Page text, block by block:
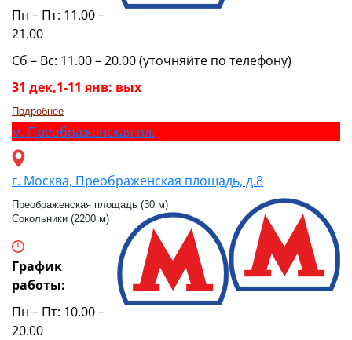
Пн – Пт: 11.00 –
21.00
Сб – Вс: 11.00 – 20.00 (уточняйте по телефону)
31 дек,1-11 янв: вых
Подробнее
м. Преображенская пл.
г. Москва, Преображенская площадь, д.8
Преображенская площадь (30 м)
Сокольники (2200 м)
График
работы:
Пн – Пт: 10.00 –
20.00